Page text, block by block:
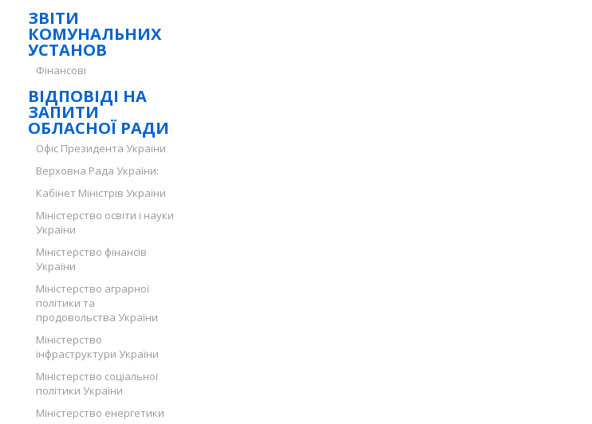
ЗВІТИ
КОМУНАЛЬНИХ
УСТАНОВ
Фінансові
ВІДПОВІДІ НА
ЗАПИТИ
ОБЛАСНОЇ РАДИ
Офіс Президента України
Верховна Рада України:
Кабінет Міністрів України
Міністерство освіти і науки
України
Міністерство фінансів
України
Міністерство аграрної
політики та
продовольства України
Міністерство
інфраструктури України
Міністерство соціальної
політики України
Міністерство енергетики